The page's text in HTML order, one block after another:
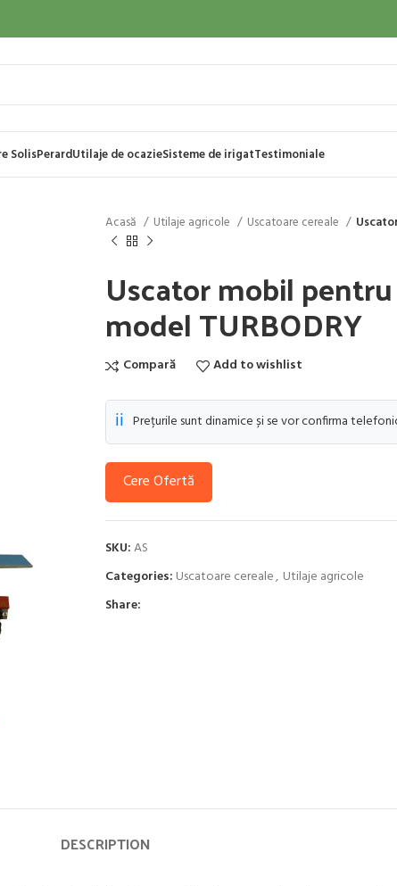
SolisPerardUtilaje de ocazieSisteme de irigatTestimoniale
Acasă Utilaje agricole Uscatoare cereale
Uscator mobil
model TURBODRY
Compară Add to wishlist
ℹ️ Prețurile sunt dinamice și se vor confirma
Cere Ofertă
SKU:AS
Categories: Uscatoare cereale, Utilaje agricole
Share:
DESCRIPTION